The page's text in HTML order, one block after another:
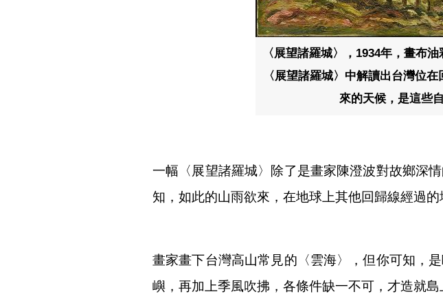
〈展望諸羅城〉，1934年，畫布
〈展望諸羅城〉中解讀出台灣位
來的天候，是這些
一幅〈展望諸羅城〉除了是畫家陳澄波對故鄉深
知，如此的山雨欲來，在地球上其他回歸線經過的
畫家畫下台灣高山常見的〈雲海〉，但你可知，
嶼，再加上季風吹拂，各條件缺一不可，才造就島